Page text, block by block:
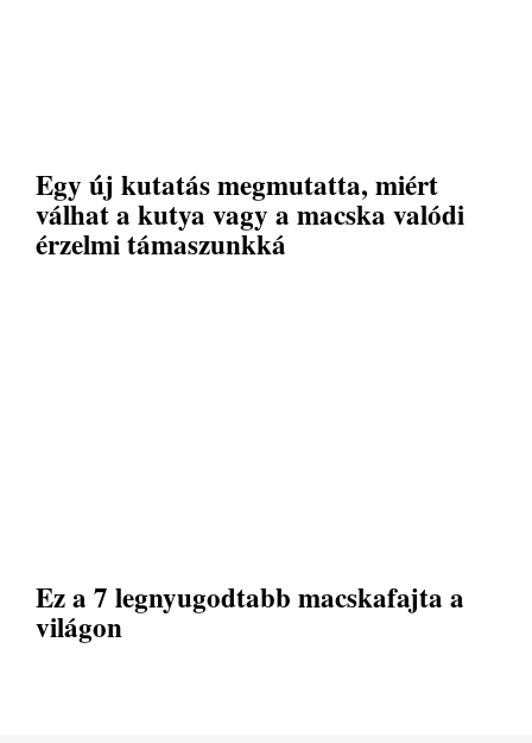
Egy új kutatás megmutatta, miért
válhat a kutya vagy a macska valódi
érzelmi támaszunkká
Ez a 7 legnyugodtabb macskafajta a
világon